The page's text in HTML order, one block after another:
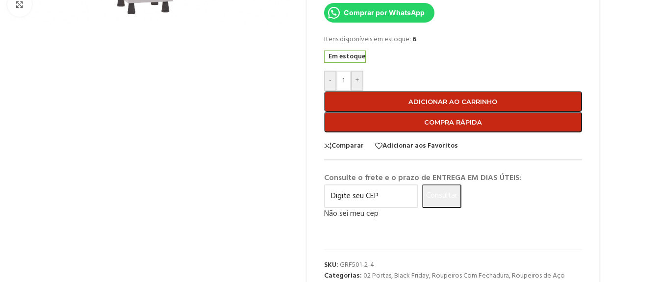
Comprar por WhatsApp
Itens disponíveis em estoque: 6
Em estoque
- +
ADICIONAR AO CARRINHO
COMPRA RÁPIDA
Comparar Adicionar aos Favoritos
Consulte o frete e o prazo de ENTREGA EM DIAS ÚTEIS:
Não sei meu cep
SKU: GRF501-2-4
Categorias: 02 Portas,Black Friday,Roupeiros Com Fechadura,Roupeiros de Aço